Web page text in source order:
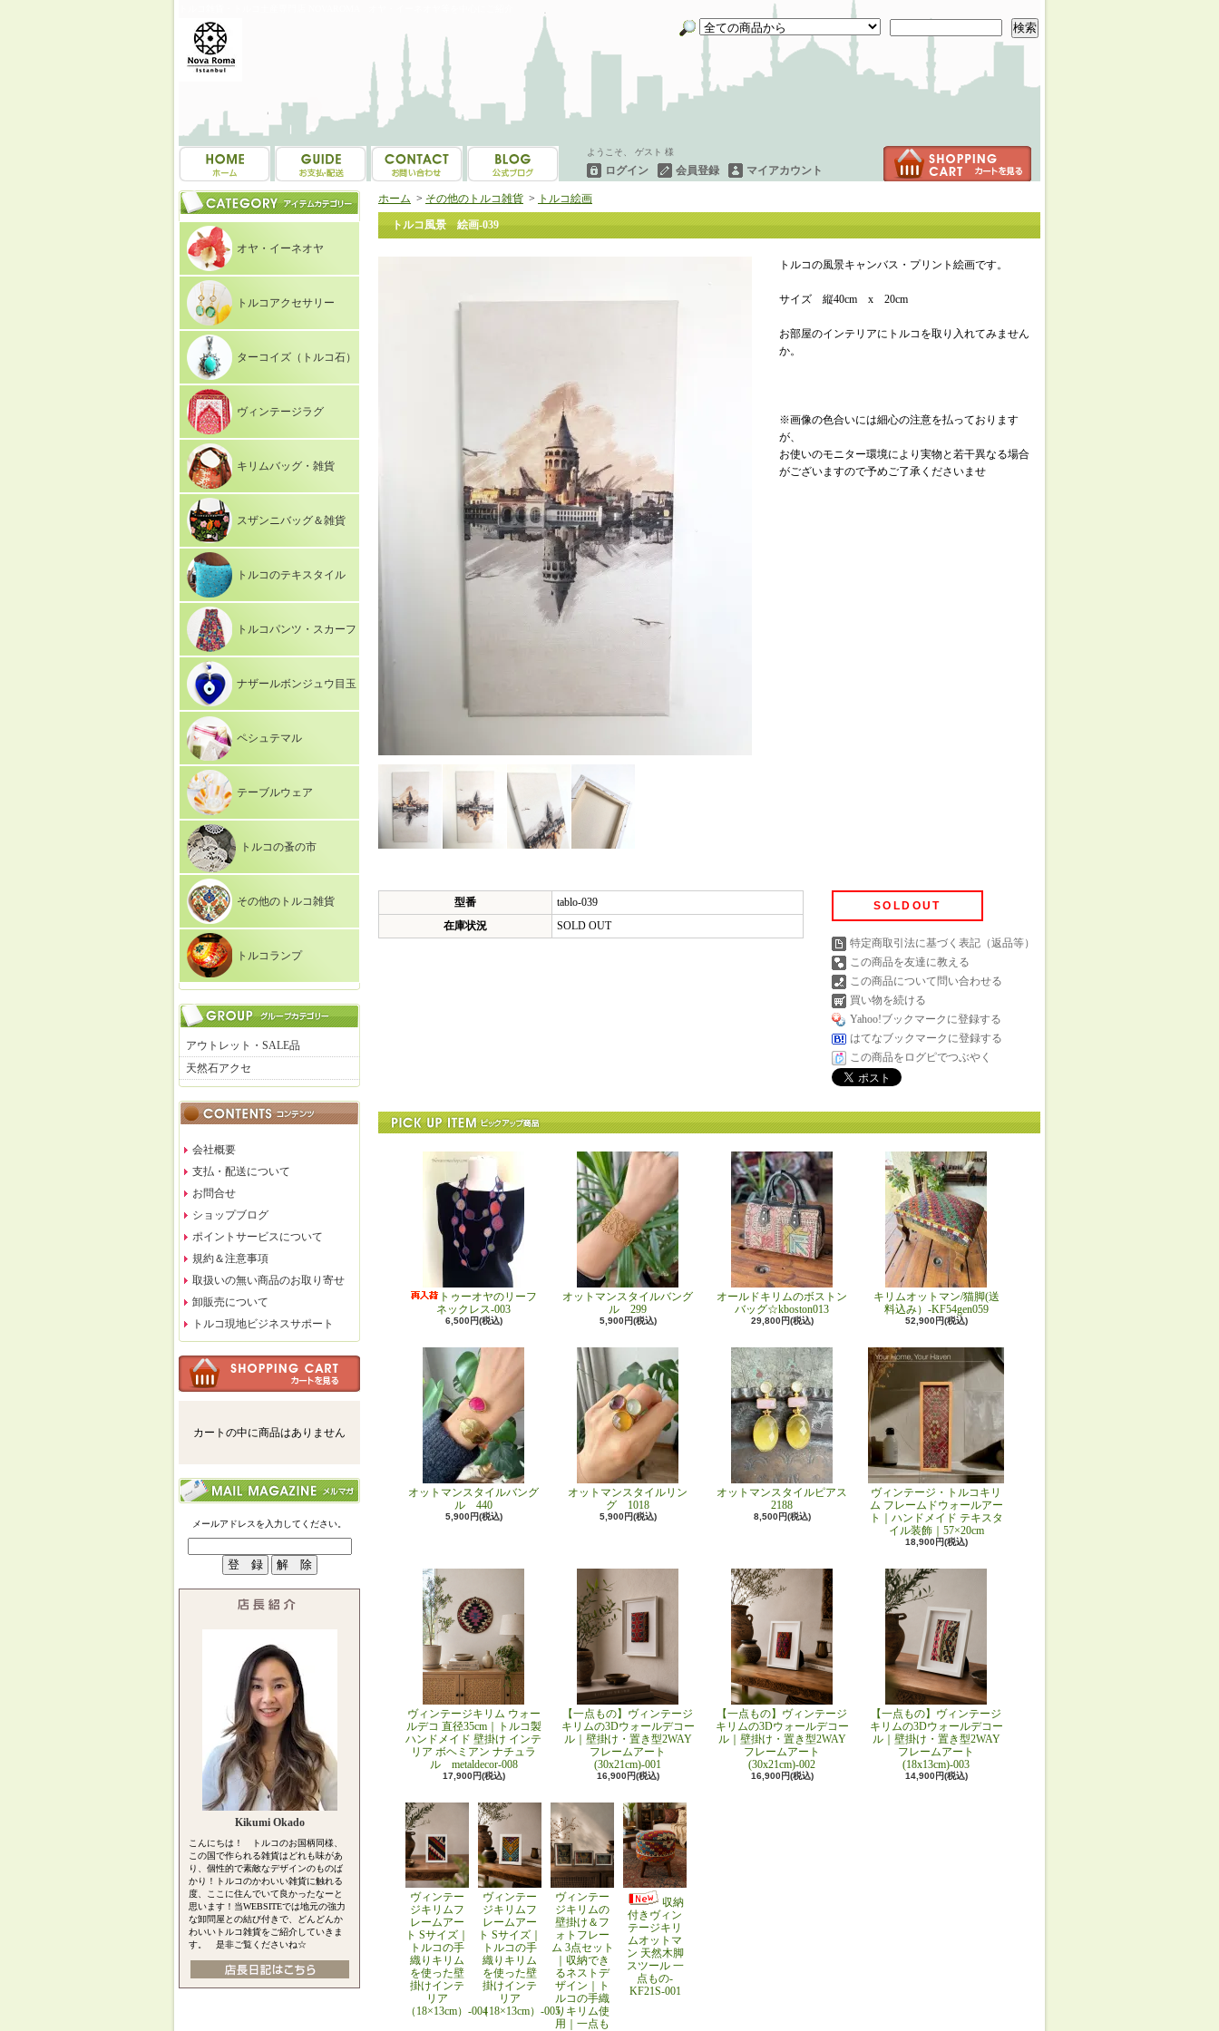
検索
ようこそ、 ゲスト 様
ログイン 会員登録 マイアカウント
オヤ・イーネオヤ
トルコアクセサリー
ターコイズ（トルコ石）
ヴィンテージラグ
キリムバッグ・雑貨
スザンニバッグ＆雑貨
トルコのテキスタイル
トルコパンツ・スカーフ
ナザールボンジュウ目玉
ペシュテマル
テーブルウェア
トルコの蚤の市
その他のトルコ雑貨
トルコランプ
アウトレット・SALE品
天然石アクセ
会社概要
支払・配送について
お問合せ
ショップブログ
ポイントサービスについて
規約＆注意事項
取扱いの無い商品のお取り寄せ
卸販売について
トルコ現地ビジネスサポート
カートの中に商品はありません
メールアドレスを入力してください。
Kikumi Okado
こんにちは！ トルコのお国柄同様、
この国で作られる雑貨はどれも味があ
り、個性的で素敵なデザインのものば
かり！トルコのかわいい雑貨に触れる
度、ここに住んでいて良かったなーと
思います！当WEBSITEでは地元の強力
な卸問屋との結び付きで、どんどんか
わいいトルコ雑貨をご紹介していきま
す。 是非ご覧くださいね☆
ホーム > その他のトルコ雑貨 > トルコ絵画
トルコ風景 絵画-039
トルコの風景キャンバス・プリント絵画です。
サイズ 縦40cm x 20cm
お部屋のインテリアにトルコを取り入れてみません
か。
※画像の色合いには細心の注意を払っております
が、
お使いのモニター環境により実物と若干異なる場合
がございますので予めご了承くださいませ
型番
tablo-039
在庫状況
SOLD OUT
SOLDOUT
特定商取引法に基づく表記（返品等）
この商品を友達に教える
この商品について問い合わせる
買い物を続ける
Yahoo!ブックマークに登録する
はてなブックマークに登録する
この商品をログピでつぶやく
トゥーオヤのリーフ
ネックレス-003
6,500円(税込)
オットマンスタイルバング
ル 299
5,900円(税込)
オールドキリムのボストン
バッグ☆kboston013
29,800円(税込)
キリムオットマン/猫脚(送
料込み）-KF54gen059
52,900円(税込)
オットマンスタイルバング
ル 440
5,900円(税込)
オットマンスタイルリン
グ 1018
5,900円(税込)
オットマンスタイルピアス
2188
8,500円(税込)
ヴィンテージ・トルコキリ
ム フレームドウォールアー
ト｜ハンドメイド テキスタ
イル装飾｜57×20cm
18,900円(税込)
ヴィンテージキリム ウォー
ルデコ 直径35cm｜トルコ製
ハンドメイド 壁掛け インテ
リア ボヘミアン ナチュラ
ル metaldecor-008
17,900円(税込)
【一点もの】ヴィンテージ
キリムの3Dウォールデコー
ル｜壁掛け・置き型2WAY
フレームアート
(30x21cm)-001
16,900円(税込)
【一点もの】ヴィンテージ
キリムの3Dウォールデコー
ル｜壁掛け・置き型2WAY
フレームアート
(30x21cm)-002
16,900円(税込)
【一点もの】ヴィンテージ
キリムの3Dウォールデコー
ル｜壁掛け・置き型2WAY
フレームアート
(18x13cm)-003
14,900円(税込)
ヴィンテー
ジキリムフ
レームアー
ト Sサイズ｜
トルコの手
織りキリム
を使った壁
掛けインテ
リア
（18×13cm）-004
ヴィンテー
ジキリムフ
レームアー
ト Sサイズ｜
トルコの手
織りキリム
を使った壁
掛けインテ
リア
（18×13cm）-005
ヴィンテー
ジキリムの
壁掛け＆フ
ォトフレー
ム 3点セット
｜収納でき
るネストデ
ザイン｜ト
ルコの手織
りキリム使
用｜一点も
収納
付きヴィン
テージキリ
ムオットマ
ン 天然木脚
スツール 一
点もの-
KF21S-001